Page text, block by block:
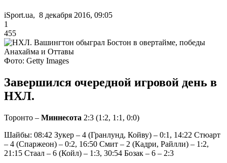
iSport.ua, 8 декабря 2016, 09:05
1
455
Фото: Getty Images
Завершился очередной игровой день в
НХЛ.
Торонто – Миннесота 2:3 (1:2, 1:1, 0:0)
Шайбы: 08:42 Зукер – 4 (Гранлунд, Койву) – 0:1, 14:22 Стюарт
– 4 (Спаржеон) – 0:2, 16:50 Смит – 2 (Кадри, Райлли) – 1:2,
21:15 Стаал – 6 (Койл) – 1:3, 30:54 Бозак – 6 – 2:3